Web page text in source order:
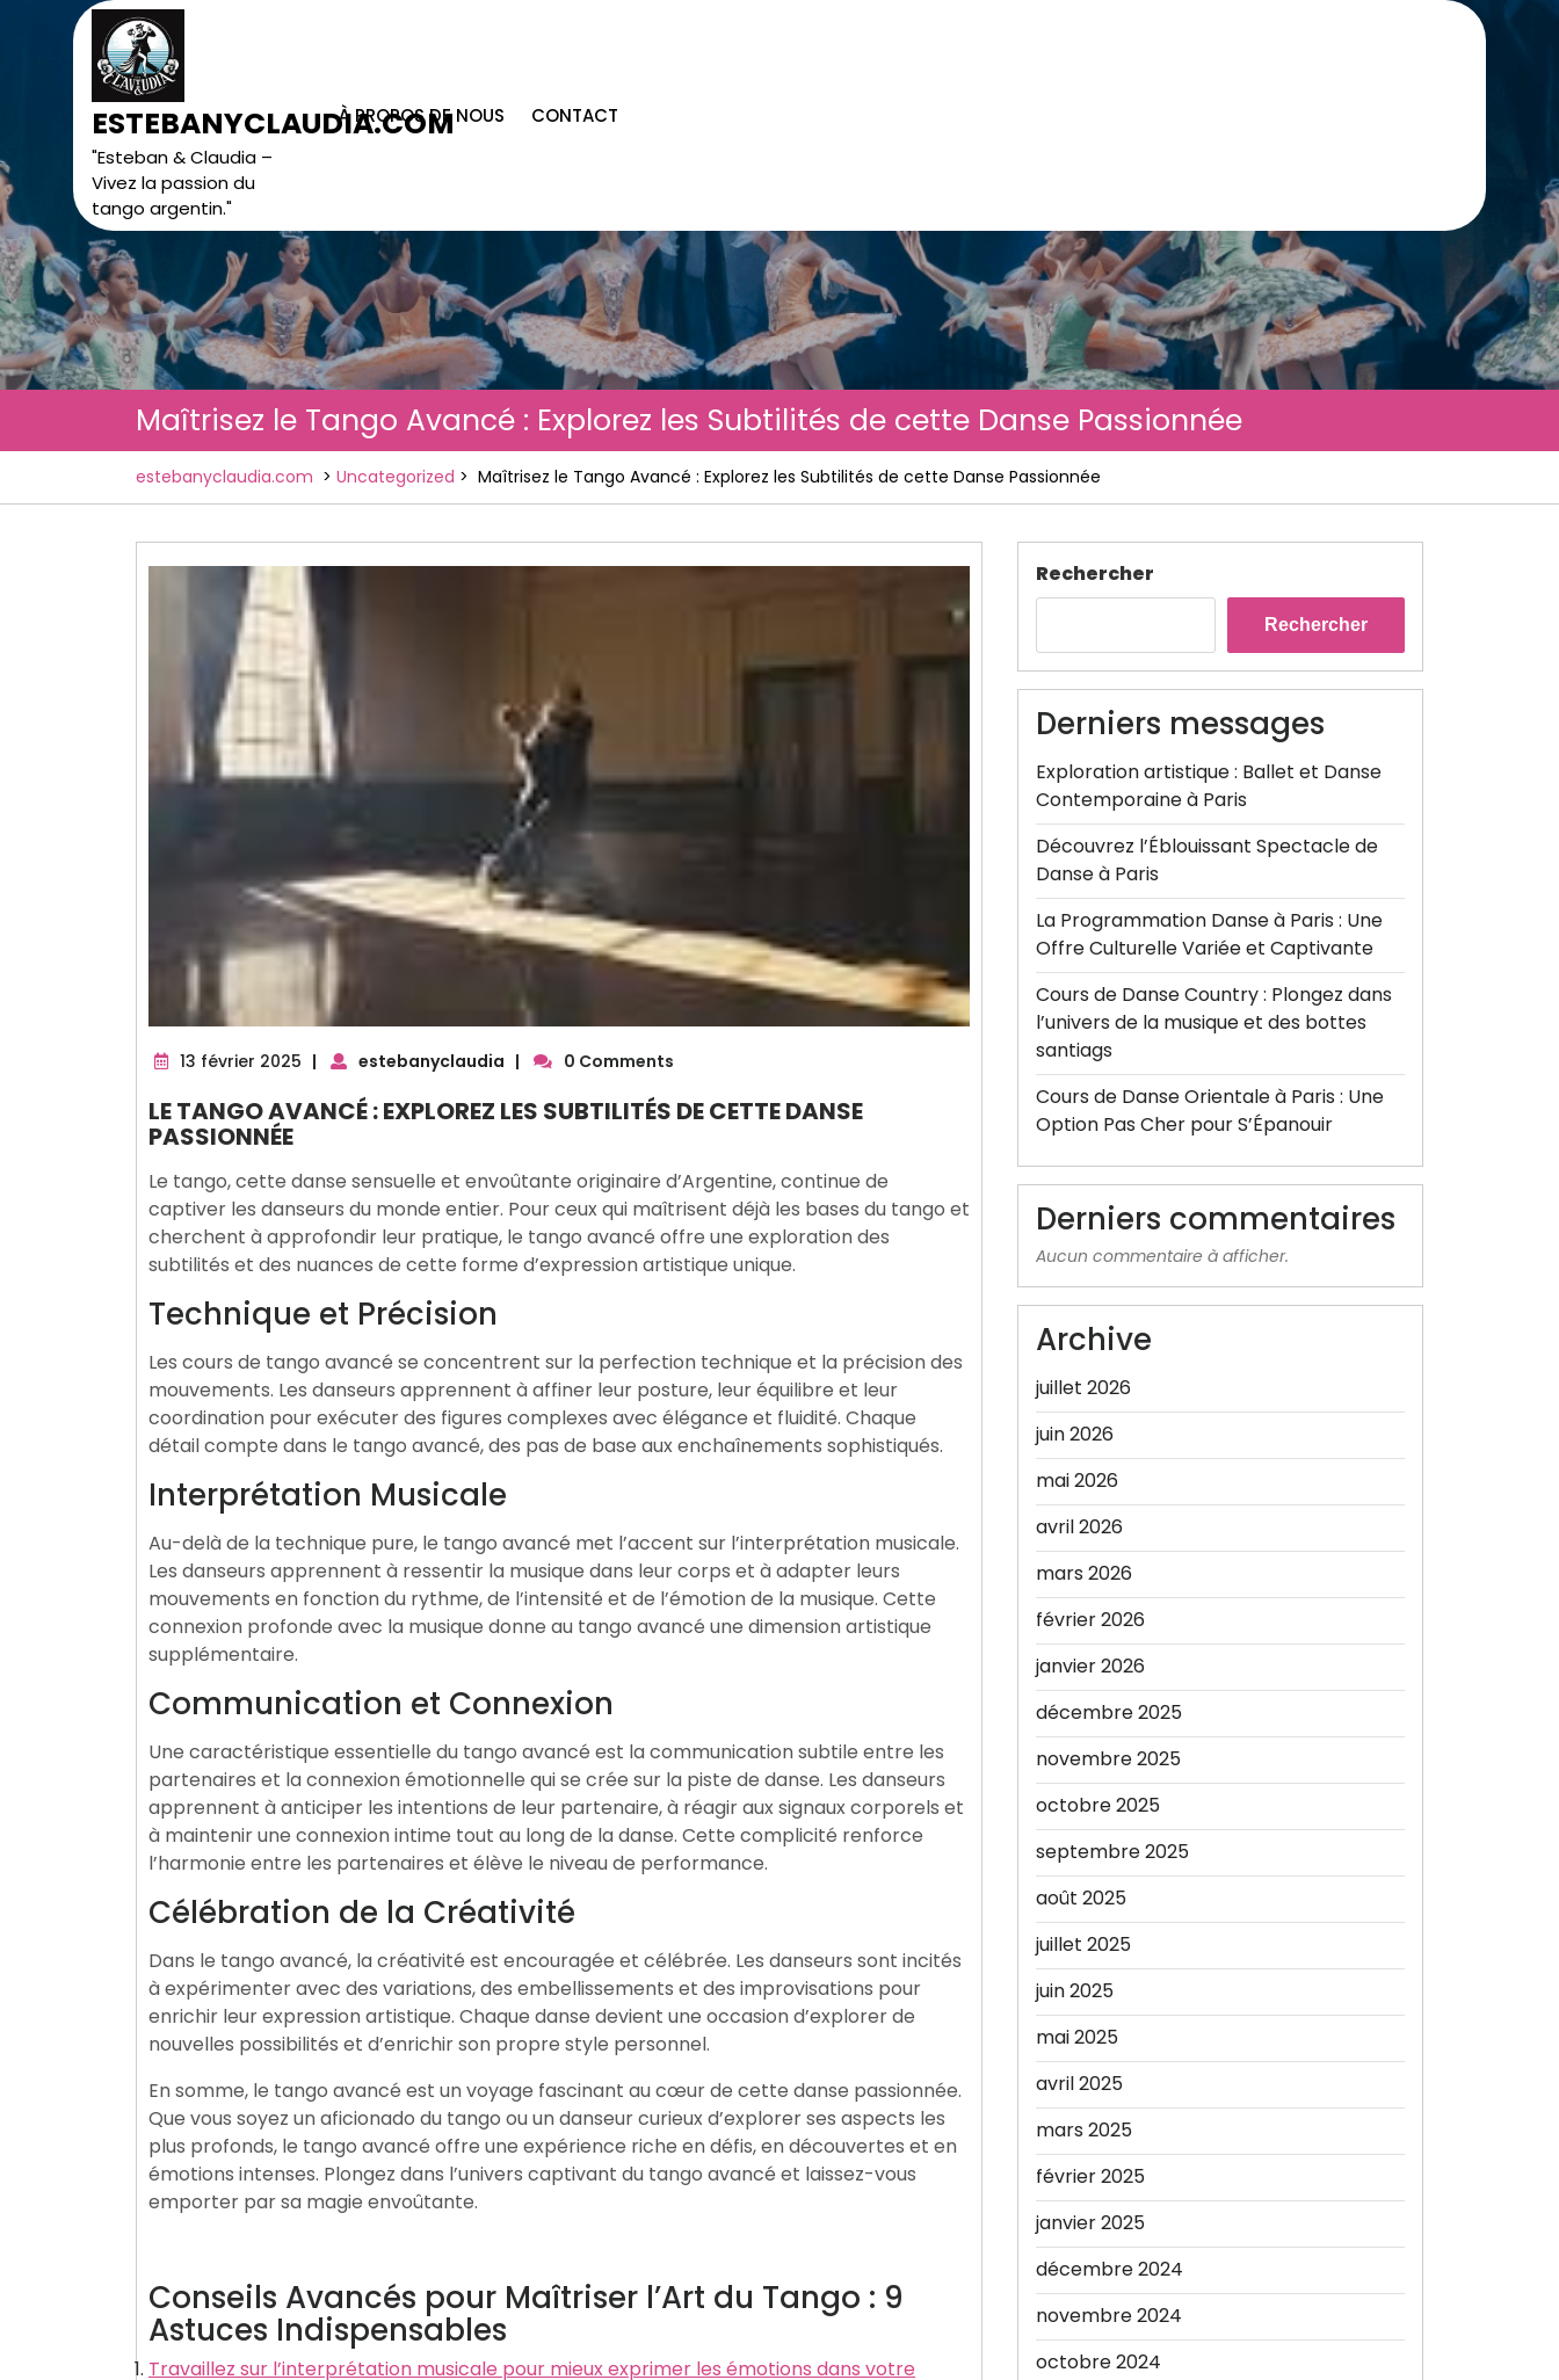
ESTEBANYCLAUDIA.COM
"Esteban & Claudia –
Vivez la passion du
tango argentin."
À PROPOS DE NOUS CONTACT
Maîtrisez le Tango Avancé : Explorez les Subtilités de cette Danse Passionnée
estebanyclaudia.com > Uncategorized > Maîtrisez le Tango Avancé : Explorez les Subtilités de cette Danse Passionnée
13 février 2025 13
2025
| estebanyclaudia | 0 Comments
LE TANGO AVANCÉ : EXPLOREZ LES SUBTILITÉS DE CETTE DANSE
PASSIONNÉE
Le tango, cette danse sensuelle et envoûtante originaire d’Argentine, continue de
captiver les danseurs du monde entier. Pour ceux qui maîtrisent déjà les bases du tango et
cherchent à approfondir leur pratique, le tango avancé offre une exploration des
subtilités et des nuances de cette forme d’expression artistique unique.
Technique et Précision
Les cours de tango avancé se concentrent sur la perfection technique et la précision des
mouvements. Les danseurs apprennent à affiner leur posture, leur équilibre et leur
coordination pour exécuter des figures complexes avec élégance et fluidité. Chaque
détail compte dans le tango avancé, des pas de base aux enchaînements sophistiqués.
Interprétation Musicale
Au-delà de la technique pure, le tango avancé met l’accent sur l’interprétation musicale.
Les danseurs apprennent à ressentir la musique dans leur corps et à adapter leurs
mouvements en fonction du rythme, de l’intensité et de l’émotion de la musique. Cette
connexion profonde avec la musique donne au tango avancé une dimension artistique
supplémentaire.
Communication et Connexion
Une caractéristique essentielle du tango avancé est la communication subtile entre les
partenaires et la connexion émotionnelle qui se crée sur la piste de danse. Les danseurs
apprennent à anticiper les intentions de leur partenaire, à réagir aux signaux corporels et
à maintenir une connexion intime tout au long de la danse. Cette complicité renforce
l’harmonie entre les partenaires et élève le niveau de performance.
Célébration de la Créativité
Dans le tango avancé, la créativité est encouragée et célébrée. Les danseurs sont incités
à expérimenter avec des variations, des embellissements et des improvisations pour
enrichir leur expression artistique. Chaque danse devient une occasion d’explorer de
nouvelles possibilités et d’enrichir son propre style personnel.
En somme, le tango avancé est un voyage fascinant au cœur de cette danse passionnée.
Que vous soyez un aficionado du tango ou un danseur curieux d’explorer ses aspects les
plus profonds, le tango avancé offre une expérience riche en défis, en découvertes et en
émotions intenses. Plongez dans l’univers captivant du tango avancé et laissez-vous
emporter par sa magie envoûtante.
Conseils Avancés pour Maîtriser l’Art du Tango : 9
Astuces Indispensables
Travaillez sur l’interprétation musicale pour mieux exprimer les émotions dans votre
Rechercher
Rechercher
Derniers messages
Exploration artistique : Ballet et Danse
Contemporaine à Paris
Découvrez l’Éblouissant Spectacle de
Danse à Paris
La Programmation Danse à Paris : Une
Offre Culturelle Variée et Captivante
Cours de Danse Country : Plongez dans
l’univers de la musique et des bottes
santiags
Cours de Danse Orientale à Paris : Une
Option Pas Cher pour S’Épanouir
Derniers commentaires
Aucun commentaire à afficher.
Archive
juillet 2026
juin 2026
mai 2026
avril 2026
mars 2026
février 2026
janvier 2026
décembre 2025
novembre 2025
octobre 2025
septembre 2025
août 2025
juillet 2025
juin 2025
mai 2025
avril 2025
mars 2025
février 2025
janvier 2025
décembre 2024
novembre 2024
octobre 2024